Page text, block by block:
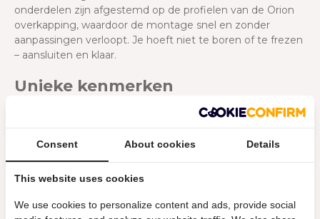
onderdelen zijn afgestemd op de profielen van de Orion
overkapping, waardoor de montage snel en zonder
aanpassingen verloopt. Je hoeft niet te boren of te frezen
– aansluiten en klaar.
Unieke kenmerken
Met deze LED-uitbreidingsset maak je jouw Orion
overkapping compleet. Je voegt praktische verlichting toe
die perfect past bij het bestaande systeem. De set is
eenvoudig te installeren en te bedienen, en zorgt ervoor
dat je ook ’s avonds comfortabel van je overkapping kunt
Naadloos passend bij de Orion overkapping
Consent About cookies Details
This website uses cookies
We use cookies to personalize content and ads, provide social